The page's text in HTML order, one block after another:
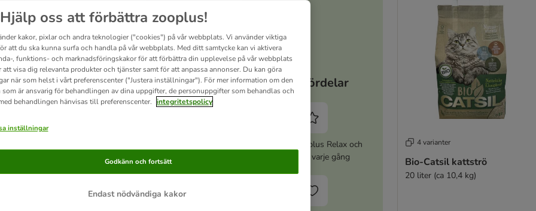
8 liter (ca 8 kg)
Bio-Catsil kattströ
Ekonomipack: 2 x 20 liter (ca 20,8
kg)
Dina fördelar
Aktivera zooplus Relax och
spara 5% varje gång
4 varianter
Bio-Catsil kattströ
20 liter (ca 10,4 kg)
Hjälp oss att förbättra zooplus!
kakor, pixlar och andra teknologier ("cookies") på vår webbplats. Vi använder viktiga
att du ska kunna surfa och handla på vår webbplats. Med ditt samtycke kan vi aktivera
, funktions- och marknadsföringskakor för att förbättra din upplevelse på vår webbplats
att visa dig relevanta produkter och tjänster samt för att anpassa annonser. Du kan göra
när som helst i vårt preferenscenter ("Justera inställningar"). För mer information om den
som är ansvarig för behandlingen av dina uppgifter, de personuppgifter som behandlas och
behandlingen hänvisas till preferenscenter. integritetspolicy
inställningar
Endast nödvändiga kakor
Godkänn och fortsätt